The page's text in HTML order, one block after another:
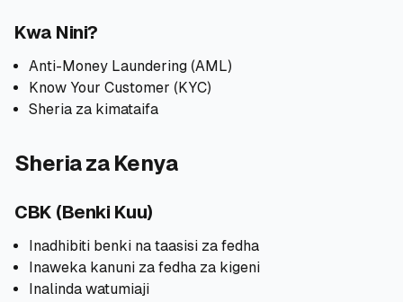
Kwa Nini?
Anti-Money Laundering (AML)
Know Your Customer (KYC)
Sheria za kimataifa
Sheria za Kenya
CBK (Benki Kuu)
Inadhibiti benki na taasisi za fedha
Inaweka kanuni za fedha za kigeni
Inalinda watumiaji